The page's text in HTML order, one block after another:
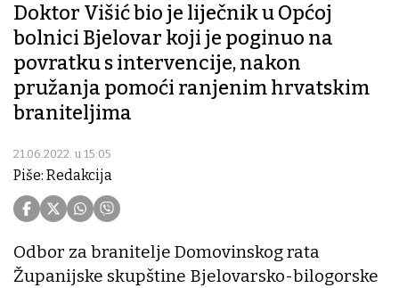
Doktor Višić bio je liječnik u Općoj
bolnici Bjelovar koji je poginuo na
povratku s intervencije, nakon
pružanja pomoći ranjenim hrvatskim
braniteljima
21.06.2022. u 15:05
Piše: Redakcija
Odbor za branitelje Domovinskog rata
Županijske skupštine Bjelovarsko-bilogorske